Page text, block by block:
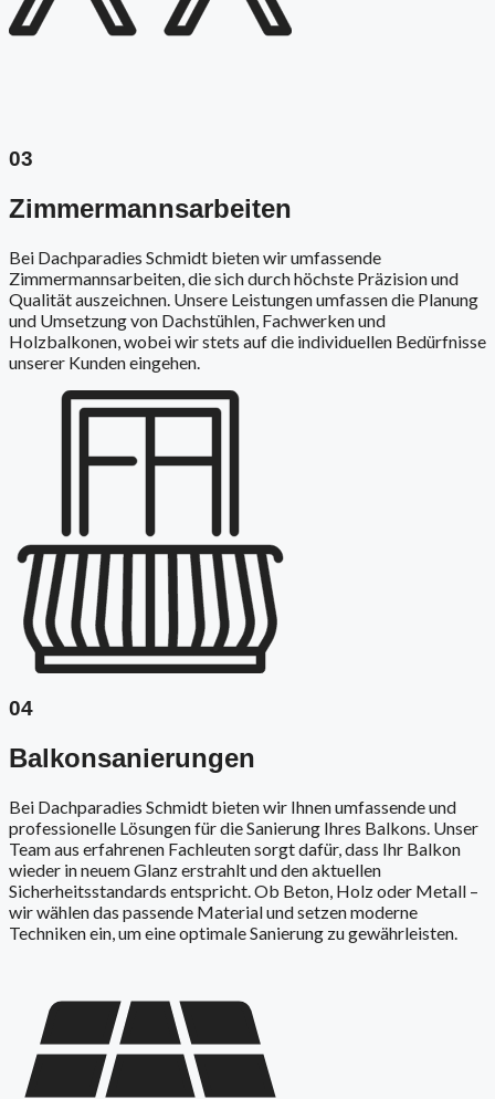
03
Zimmermannsarbeiten
Bei Dachparadies Schmidt bieten wir umfassende
Zimmermannsarbeiten, die sich durch höchste Präzision und
Qualität auszeichnen. Unsere Leistungen umfassen die Planung
und Umsetzung von Dachstühlen, Fachwerken und
Holzbalkonen, wobei wir stets auf die individuellen Bedürfnisse
unserer Kunden eingehen.
04
Balkonsanierungen
Bei Dachparadies Schmidt bieten wir Ihnen umfassende und
professionelle Lösungen für die Sanierung Ihres Balkons. Unser
Team aus erfahrenen Fachleuten sorgt dafür, dass Ihr Balkon
wieder in neuem Glanz erstrahlt und den aktuellen
Sicherheitsstandards entspricht. Ob Beton, Holz oder Metall –
wir wählen das passende Material und setzen moderne
Techniken ein, um eine optimale Sanierung zu gewährleisten.